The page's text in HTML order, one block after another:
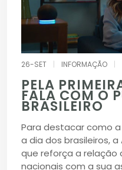
26-SET INFORMAÇÃO
PELA
FALA COM O
BRASILEIRO
Para destacar como
a dia dos brasileiros,
que reforça a relação
nacionais com a sua